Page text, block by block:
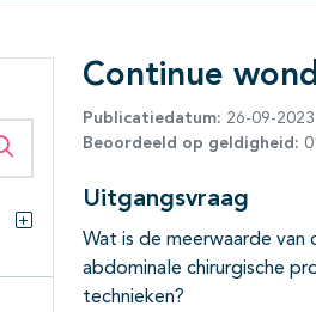
Zoeken binnen deze richtlijn
Alles openklappen
Continue
Publicatiedatum: 26-09-2023
Beoordeeld op geldigheid:
Uitgangsvraag
Wat is de meerwaarde
abdominale chirurgische
technieken?